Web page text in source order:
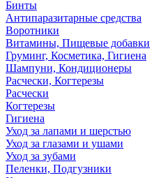
Бинты
Антипаразитарные средства
Воротники
Витамины, Пищевые добавки
Груминг, Косметика, Гигиена
Шампуни, Кондиционеры
Расчески, Когтерезы
Расчески
Когтерезы
Гигиена
Уход за лапами и шерстью
Уход за глазами и ушами
Уход за зубами
Пеленки, Подгузники